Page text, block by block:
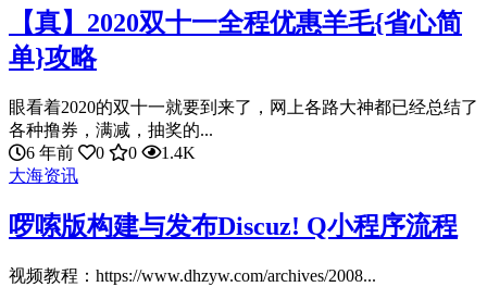
【真】2020双十一全程优惠羊毛{省心简
单}攻略
眼看着2020的双十一就要到来了，网上各路大神都已经总结了
各种撸券，满减，抽奖的...
6 年前
0 0
1.4K
大海资讯
啰嗦版构建与发布Discuz! Q小程序流程
视频教程：https://www.dhzyw.com/archives/2008...